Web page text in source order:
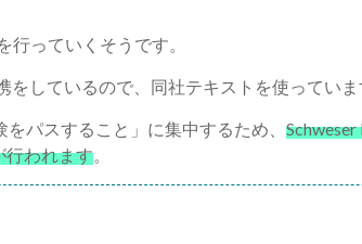
っていくそうです。
しているので、同社テキストを使っていま
パスすること」に集中するため、
行われます。